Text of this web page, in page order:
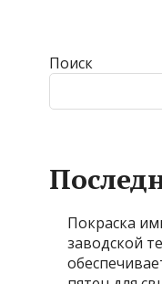
Поиск
Покраска
заводской